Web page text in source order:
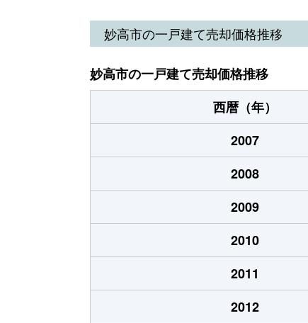
白山町
200万円
美守
430万円
大字二俣
400万円
大字二俣
2,200万円
柳井田町
1,700万円
妙高市の一戸建て売却価格推移
妙高市の一戸建て売却価格推移
西暦（年）
2007
2008
2009
2010
2011
2012